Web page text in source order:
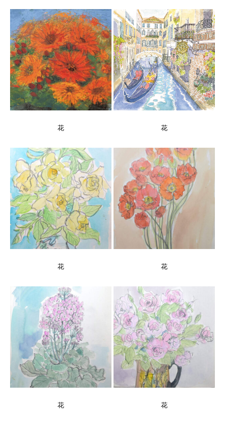
花 花
花 花
花 花